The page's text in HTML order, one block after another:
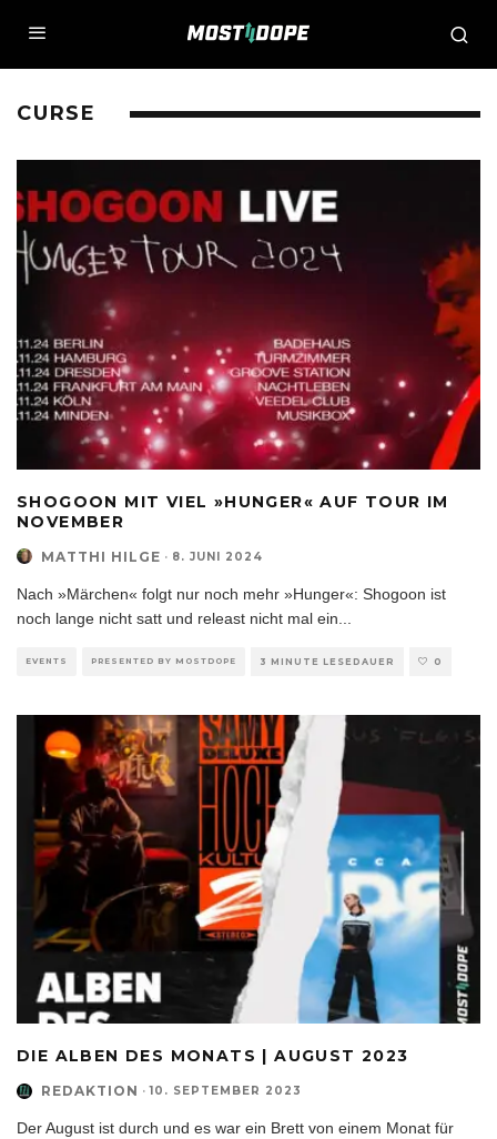
CURSE
SHOGOON MIT VIEL »HUNGER« AUF TOUR IM
NOVEMBER
MATTHI HILGE · 8. JUNI 2024
Nach »Märchen« folgt nur noch mehr »Hunger«: Shogoon ist
noch lange nicht satt und releast nicht mal ein
EVENTS PRESENTED BY MOSTDOPE 3 MINUTE LESEDAUER 0
DIE ALBEN DES MONATS | AUGUST 2023
REDAKTION · 10. SEPTEMBER 2023
Der August ist durch und es war ein Brett von einem Monat für